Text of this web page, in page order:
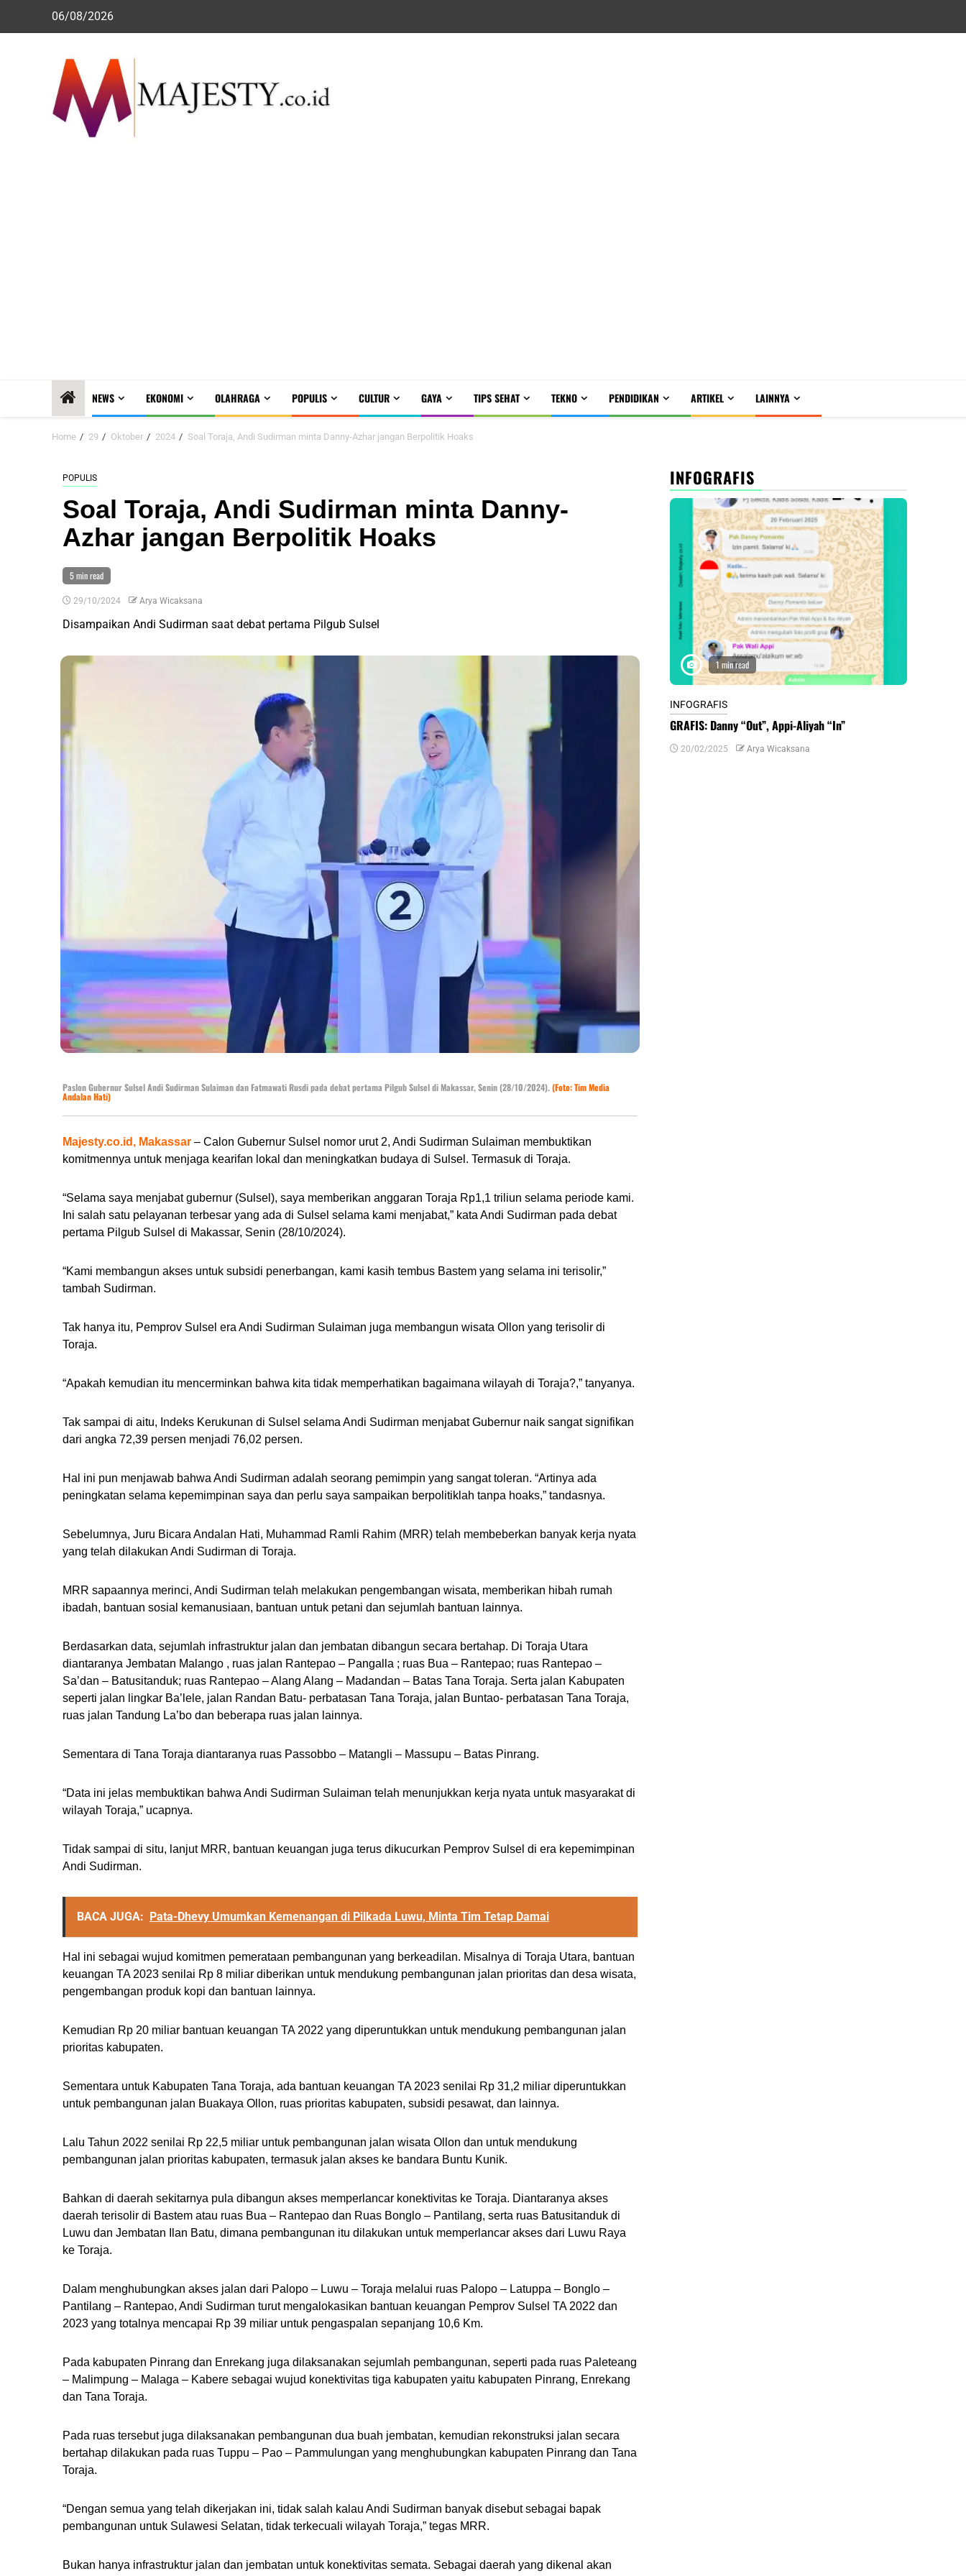
06/08/2026
NEWS EKONOMI OLAHRAGA POPULIS CULTUR GAYA TIPS SEHAT TEKNO PENDIDIKAN ARTIKEL LAINNYA
Home 29 Oktober 2024 Soal Toraja, Andi Sudirman minta Danny-Azhar jangan Berpolitik Hoaks
POPULIS
Soal Toraja, Andi Sudirman minta Danny-
Azhar jangan Berpolitik Hoaks
5 min read
29/10/2024 Arya Wicaksana
Disampaikan Andi Sudirman saat debat pertama Pilgub Sulsel
Paslon Gubernur Sulsel Andi Sudirman Sulaiman dan Fatmawati Rusdi pada debat pertama Pilgub Sulsel di Makassar, Senin (28/10/2024).(Foto: Tim Media
Andalan Hati)
Majesty.co.id, Makassar – Calon Gubernur Sulsel nomor urut 2, Andi Sudirman Sulaiman membuktikan
komitmennya untuk menjaga kearifan lokal dan meningkatkan budaya di Sulsel. Termasuk di Toraja.
“Selama saya menjabat gubernur (Sulsel), saya memberikan anggaran Toraja Rp1,1 triliun selama periode kami.
Ini salah satu pelayanan terbesar yang ada di Sulsel selama kami menjabat,” kata Andi Sudirman pada debat
pertama Pilgub Sulsel di Makassar, Senin (28/10/2024).
“Kami membangun akses untuk subsidi penerbangan, kami kasih tembus Bastem yang selama ini terisolir,”
tambah Sudirman.
Tak hanya itu, Pemprov Sulsel era Andi Sudirman Sulaiman juga membangun wisata Ollon yang terisolir di
Toraja.
“Apakah kemudian itu mencerminkan bahwa kita tidak memperhatikan bagaimana wilayah di Toraja?,” tanyanya.
Tak sampai di aitu, Indeks Kerukunan di Sulsel selama Andi Sudirman menjabat Gubernur naik sangat signifikan
dari angka 72,39 persen menjadi 76,02 persen.
Hal ini pun menjawab bahwa Andi Sudirman adalah seorang pemimpin yang sangat toleran. “Artinya ada
peningkatan selama kepemimpinan saya dan perlu saya sampaikan berpolitiklah tanpa hoaks,” tandasnya.
Sebelumnya, Juru Bicara Andalan Hati, Muhammad Ramli Rahim (MRR) telah membeberkan banyak kerja nyata
yang telah dilakukan Andi Sudirman di Toraja.
MRR sapaannya merinci, Andi Sudirman telah melakukan pengembangan wisata, memberikan hibah rumah
ibadah, bantuan sosial kemanusiaan, bantuan untuk petani dan sejumlah bantuan lainnya.
Berdasarkan data, sejumlah infrastruktur jalan dan jembatan dibangun secara bertahap. Di Toraja Utara
diantaranya Jembatan Malango , ruas jalan Rantepao – Pangalla ; ruas Bua – Rantepao; ruas Rantepao –
Sa’dan – Batusitanduk; ruas Rantepao – Alang Alang – Madandan – Batas Tana Toraja. Serta jalan Kabupaten
seperti jalan lingkar Ba’lele, jalan Randan Batu- perbatasan Tana Toraja, jalan Buntao- perbatasan Tana Toraja,
ruas jalan Tandung La’bo dan beberapa ruas jalan lainnya.
Sementara di Tana Toraja diantaranya ruas Passobbo – Matangli – Massupu – Batas Pinrang.
“Data ini jelas membuktikan bahwa Andi Sudirman Sulaiman telah menunjukkan kerja nyata untuk masyarakat di
wilayah Toraja,” ucapnya.
Tidak sampai di situ, lanjut MRR, bantuan keuangan juga terus dikucurkan Pemprov Sulsel di era kepemimpinan
Andi Sudirman.
BACA JUGA: Pata-Dhevy Umumkan Kemenangan di Pilkada Luwu, Minta Tim Tetap Damai
Hal ini sebagai wujud komitmen pemerataan pembangunan yang berkeadilan. Misalnya di Toraja Utara, bantuan
keuangan TA 2023 senilai Rp 8 miliar diberikan untuk mendukung pembangunan jalan prioritas dan desa wisata,
pengembangan produk kopi dan bantuan lainnya.
Kemudian Rp 20 miliar bantuan keuangan TA 2022 yang diperuntukkan untuk mendukung pembangunan jalan
prioritas kabupaten.
Sementara untuk Kabupaten Tana Toraja, ada bantuan keuangan TA 2023 senilai Rp 31,2 miliar diperuntukkan
untuk pembangunan jalan Buakaya Ollon, ruas prioritas kabupaten, subsidi pesawat, dan lainnya.
Lalu Tahun 2022 senilai Rp 22,5 miliar untuk pembangunan jalan wisata Ollon dan untuk mendukung
pembangunan jalan prioritas kabupaten, termasuk jalan akses ke bandara Buntu Kunik.
Bahkan di daerah sekitarnya pula dibangun akses memperlancar konektivitas ke Toraja. Diantaranya akses
daerah terisolir di Bastem atau ruas Bua – Rantepao dan Ruas Bonglo – Pantilang, serta ruas Batusitanduk di
Luwu dan Jembatan Ilan Batu, dimana pembangunan itu dilakukan untuk memperlancar akses dari Luwu Raya
ke Toraja.
Dalam menghubungkan akses jalan dari Palopo – Luwu – Toraja melalui ruas Palopo – Latuppa – Bonglo –
Pantilang – Rantepao, Andi Sudirman turut mengalokasikan bantuan keuangan Pemprov Sulsel TA 2022 dan
2023 yang totalnya mencapai Rp 39 miliar untuk pengaspalan sepanjang 10,6 Km.
Pada kabupaten Pinrang dan Enrekang juga dilaksanakan sejumlah pembangunan, seperti pada ruas Paleteang
– Malimpung – Malaga – Kabere sebagai wujud konektivitas tiga kabupaten yaitu kabupaten Pinrang, Enrekang
dan Tana Toraja.
Pada ruas tersebut juga dilaksanakan pembangunan dua buah jembatan, kemudian rekonstruksi jalan secara
bertahap dilakukan pada ruas Tuppu – Pao – Pammulungan yang menghubungkan kabupaten Pinrang dan Tana
Toraja.
“Dengan semua yang telah dikerjakan ini, tidak salah kalau Andi Sudirman banyak disebut sebagai bapak
pembangunan untuk Sulawesi Selatan, tidak terkecuali wilayah Toraja,” tegas MRR.
Bukan hanya infrastruktur jalan dan jembatan untuk konektivitas semata. Sebagai daerah yang dikenal akan
INFOGRAFIS
1 min read
INFOGRAFIS
GRAFIS: Danny “Out”, Appi-Aliyah “In”
20/02/2025 Arya Wicaksana